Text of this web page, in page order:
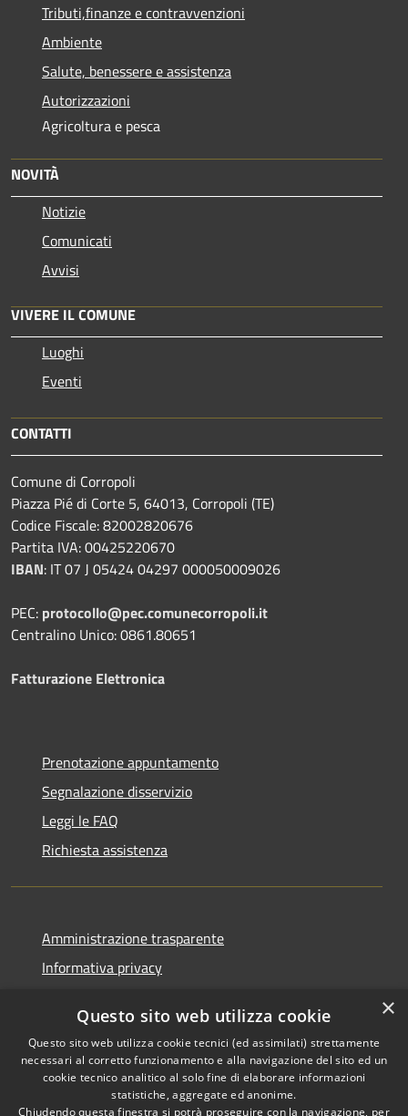
Tributi,finanze e contravvenzioni
Ambiente
Salute, benessere e assistenza
Autorizzazioni
Agricoltura e pesca
NOVITÀ
Notizie
Comunicati
Avvisi
VIVERE IL COMUNE
Luoghi
Eventi
CONTATTI
Comune di Corropoli
Piazza Pié di Corte 5, 64013, Corropoli (TE)
Codice Fiscale: 82002820676
Partita IVA: 00425220670
IBAN: IT 07 J 05424 04297 000050009026
PEC: protocollo@pec.comunecorropoli.it
Centralino Unico: 0861.80651
Fatturazione Elettronica
Prenotazione appuntamento
Segnalazione disservizio
Leggi le FAQ
Richiesta assistenza
Amministrazione trasparente
Informativa privacy
Dichiarazione di accessibilità
×
Questo sito web utilizza cookie
Questo sito web utilizza cookie tecnici (ed assimilati) strettamente
necessari al corretto funzionamento e alla navigazione del sito ed un
cookie tecnico analitico al solo fine di elaborare informazioni
statistiche, aggregate ed anonime.
Chiudendo questa finestra si potrà proseguire con la navigazione, per